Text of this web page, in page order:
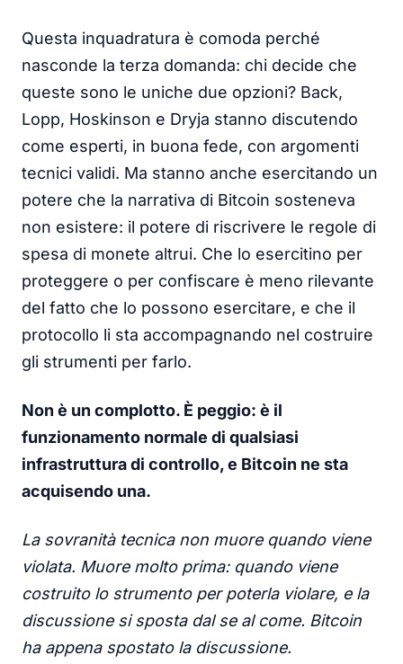
Questa inquadratura è comoda perché
nasconde la terza domanda: chi decide che
queste sono le uniche due opzioni? Back,
Lopp, Hoskinson e Dryja stanno discutendo
come esperti, in buona fede, con argomenti
tecnici validi. Ma stanno anche esercitando un
potere che la narrativa di Bitcoin sosteneva
non esistere: il potere di riscrivere le regole di
spesa di monete altrui. Che lo esercitino per
proteggere o per confiscare è meno rilevante
del fatto che lo possono esercitare, e che il
protocollo li sta accompagnando nel costruire
gli strumenti per farlo.
Non è un complotto. È peggio: è il
funzionamento normale di qualsiasi
infrastruttura di controllo, e Bitcoin ne sta
acquisendo una.
La sovranità tecnica non muore quando viene
violata. Muore molto prima: quando viene
costruito lo strumento per poterla violare, e la
discussione si sposta dal se al come. Bitcoin
ha appena spostato la discussione.